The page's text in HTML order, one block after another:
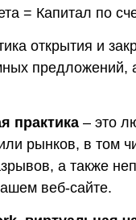
= Капитал по
открытия и
практика – это
или рынков, в
а также
веб-сайте.